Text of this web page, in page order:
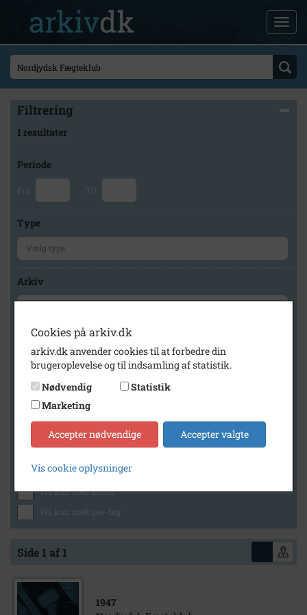
Filtrering
1 resultater
Periode
Fra Til
Type
Arkiv
Geografi
Generelt
Vis kun med billeder
Vis kun med lydklip
Vis kun med kilder
Vis kun med geo-tag
Side 1 af 1
1947
Cookies på arkiv.dk
arkiv.dk anvender cookies til at forbedre din
brugeroplevelse og til indsamling af statistik.
Nødvendig
Statistik
Marketing
Accepter nødvendige Accepter valgte
Vis cookie oplysninger